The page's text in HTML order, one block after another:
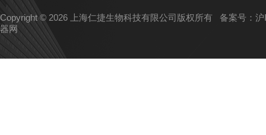
Copyright © 2026 上海仁捷生物科技有限公司版权所有 备案号：
器网